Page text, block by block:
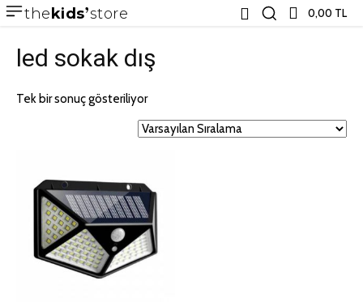
thekids store 0,00 TL
led sokak dış
Tek bir sonuç gösteriliyor